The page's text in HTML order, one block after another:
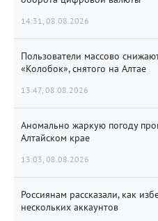
14:31, 08.08.2026
Пользователи массово
«Колобок», снятого на Алтае
13:47, 08.08.2026
Аномально жаркую погоду
Алтайском крае
13:03, 08.08.2026
Россиянам рассказали, как
нескольких аккаунтов